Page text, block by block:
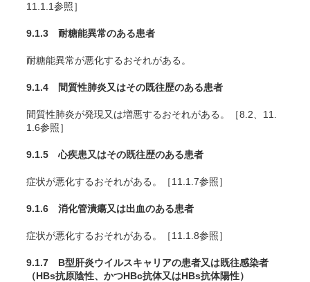
11.1.1参照］
9.1.3 耐糖能異常のある患者
耐糖能異常が悪化するおそれがある。
9.1.4 間質性肺炎又はその既往歴のある患者
間質性肺炎が発現又は増悪するおそれがある。［8.2、11.
1.6参照］
9.1.5 心疾患又はその既往歴のある患者
症状が悪化するおそれがある。［11.1.7参照］
9.1.6 消化管潰瘍又は出血のある患者
症状が悪化するおそれがある。［11.1.8参照］
9.1.7 B型肝炎ウイルスキャリアの患者又は既往感染者
（HBs抗原陰性、かつHBc抗体又はHBs抗体陽性）